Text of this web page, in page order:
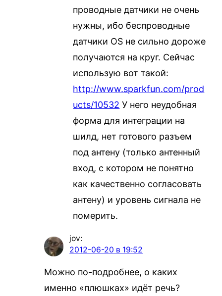
проводные датчики не очень
нужны, ибо беспроводные
датчики OS не сильно дороже
получаются на круг. Сейчас
использую вот такой:
http://www.sparkfun.com/prod
ucts/10532 У него неудобная
форма для интеграции на
шилд, нет готового разъем
под антену (только антенный
вход, с котором не понятно
как качественно согласовать
антену) и уровень сигнала не
померить.
jov:
2012-06-20 в 19:52
Можно по-подробнее, о каких
именно «плюшках» идёт речь?